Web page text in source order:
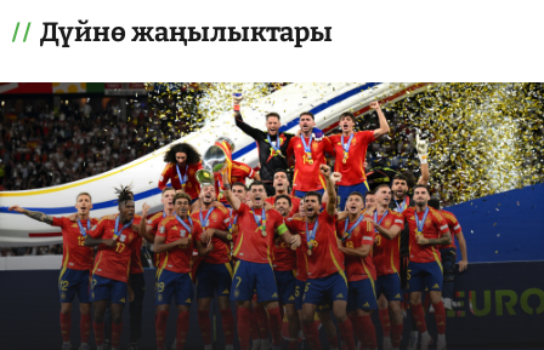
Дүйнө жаңылыктары